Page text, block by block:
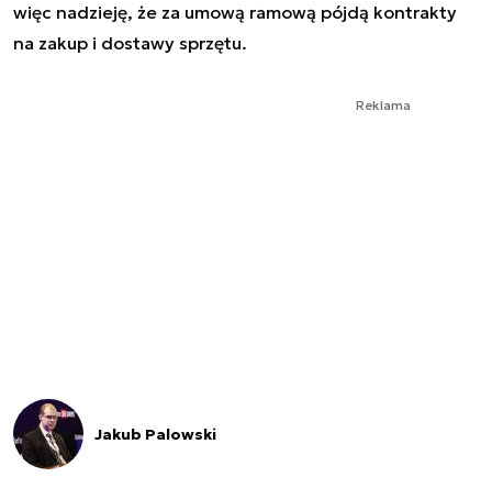
więc nadzieję, że za umową ramową pójdą kontrakty
na zakup i dostawy sprzętu.
Reklama
Jakub Palowski